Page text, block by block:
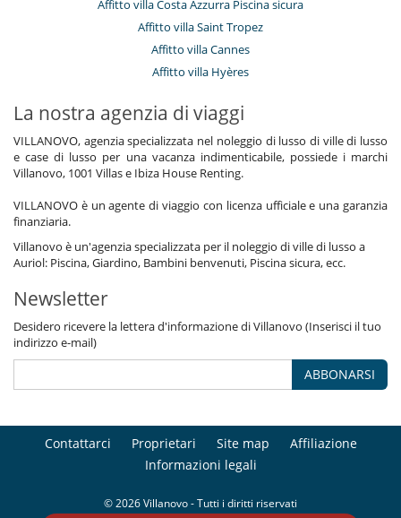
Affitto villa Costa Azzurra Piscina sicura
Affitto villa Saint Tropez
Affitto villa Cannes
Affitto villa Hyères
La nostra agenzia di viaggi
VILLANOVO, agenzia specializzata nel noleggio di lusso di ville di lusso
e case di lusso per una vacanza indimenticabile, possiede i marchi
Villanovo, 1001 Villas e Ibiza House Renting.
VILLANOVO è un agente di viaggio con licenza ufficiale e una garanzia
finanziaria.
Villanovo è un'agenzia specializzata per il noleggio di ville di lusso a
Auriol: Piscina, Giardino, Bambini benvenuti, Piscina sicura, ecc.
Newsletter
Desidero ricevere la lettera d'informazione di Villanovo (Inserisci il tuo
indirizzo e-mail)
ABBONARSI
Contattarci Proprietari Site map
Affiliazione
Informazioni legali
© 2026 Villanovo - Tutti i diritti riservati